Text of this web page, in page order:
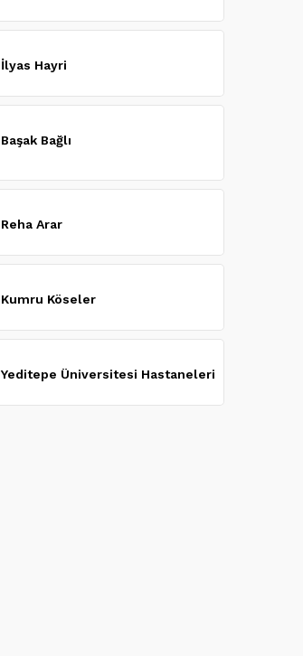
İlyas Hayri
Başak Bağlı
Reha Arar
Kumru Köseler
Yeditepe Üniversitesi Hastaneleri